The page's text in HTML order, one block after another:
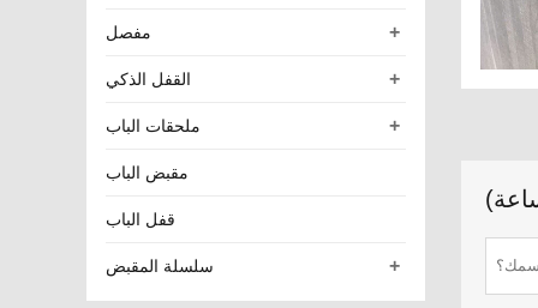
+ مفصل
+ القفل الذكي
+ ملحقات الباب
مقبض الباب
قفل الباب
+ سلسلة المقبض